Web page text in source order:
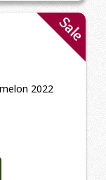
Sale
2022